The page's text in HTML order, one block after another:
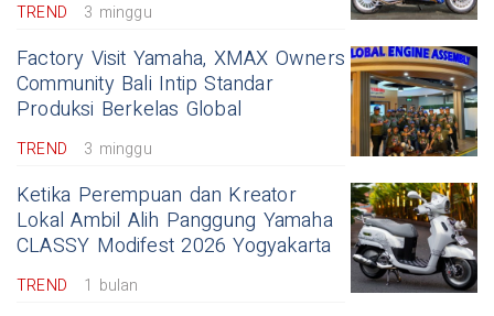
TREND 3 minggu
Factory Visit Yamaha, XMAX Owners
Community Bali Intip Standar
Produksi Berkelas Global
TREND 3 minggu
Ketika Perempuan dan Kreator
Lokal Ambil Alih Panggung Yamaha
CLASSY Modifest 2026 Yogyakarta
TREND 1 bulan